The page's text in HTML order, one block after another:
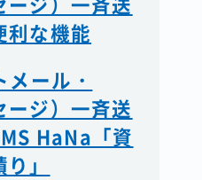
利な機能
ール・
ージ）一斉送
HaNa「資
」